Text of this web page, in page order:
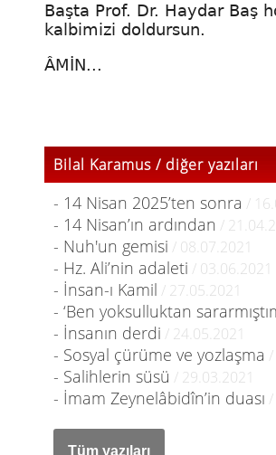
Başta Prof. Dr. Haydar Baş
kalbimizi doldursun.
ÂMİN...
Bilal Karamus / diğer yazıları
- 14 Nisan 2025’ten sonra /
- 14 Nisan’ın ardından /
- Nuh'un gemisi / 08.07.2021
- Hz. Ali’nin adaleti / 03.06.2021
- İnsan-ı Kamil / 27.05.2021
- ‘Ben yoksulluktan
- İnsanın derdi / 24.05.2021
- Sosyal çürüme ve yozlaşma
- Salihlerin süsü / 29.03.2021
- İmam Zeynelâbidîn’in duası